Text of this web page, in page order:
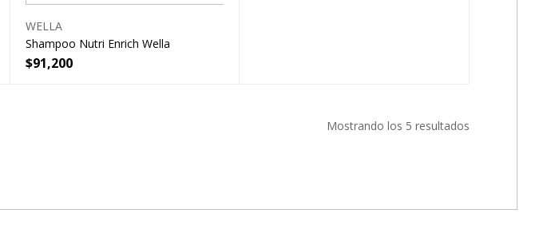
WELLA
Shampoo Nutri Enrich Wella
$91,200
Mostrando los 5 resultados